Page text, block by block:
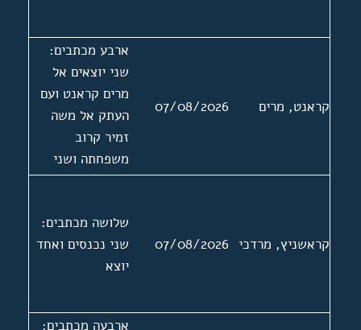
קראנט, מרים 07/08/2026
ארבע מכתבים:
שני יוצאים אל
מרים קראנט ועם
העתק אל משה
זמיר קרוב
משפחתה ושני
נכנסים ממשה
קביעת לוח זכרון
לאחייניתה שרה
זאלץ. מכתב נכנס
קראשניץ, מרדכי 07/08/2026
שלושה מכתבים:
שני נכנסים ואחד
יוצא
ארבעה מכתבים: